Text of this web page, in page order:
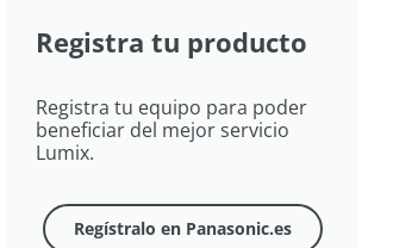
Registra tu producto
Registra tu equipo para poder
beneficiar del mejor servicio
Lumix.
Regístralo en Panasonic.es